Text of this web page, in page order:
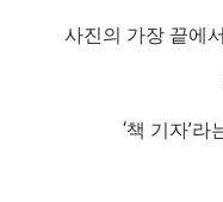
사진의 가장 끝에
‘책 기자’